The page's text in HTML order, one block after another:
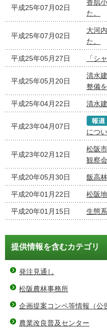
平成25年07月02日
香肌
た。
平成25年07月02日
大河
た。
平成25年05月27日 「シ
平成25年05月20日
清水
整備
平成25年04月22日 清水
平成23年04月07日
につ
平成23年02月12日
松阪
観察
平成20年05月30日 飯高
平成20年01月22日 松阪
平成20年01月15日 生態
提供情報を含むカテゴリ
発注見通し
松阪農林事務所
企画提案コンペ等情報（公
農業改良普及センター